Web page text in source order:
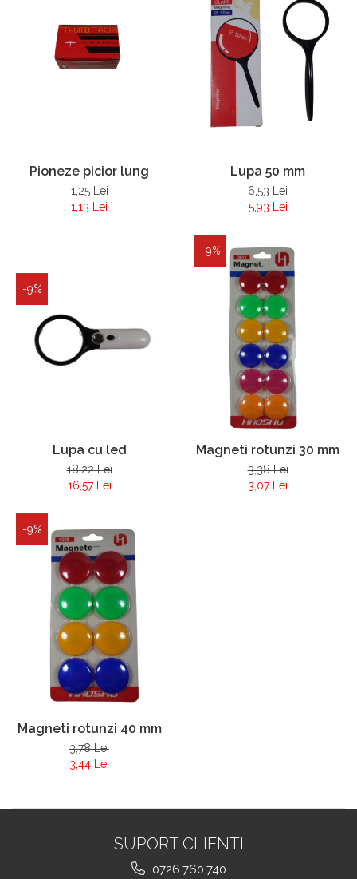
Pioneze picior lung
1,25 Lei
1,13 Lei
Lupa 50 mm
6,53 Lei
5,93 Lei
-9%
Lupa cu led
18,22 Lei
16,57 Lei
-9%
Magneti rotunzi 30 mm
3,38 Lei
3,07 Lei
-9%
Magneti rotunzi 40 mm
3,78 Lei
3,44 Lei
SUPORT CLIENTI
0726.760.740